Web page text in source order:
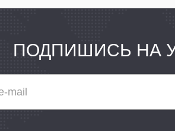
ПОДПИШИСЬ НА